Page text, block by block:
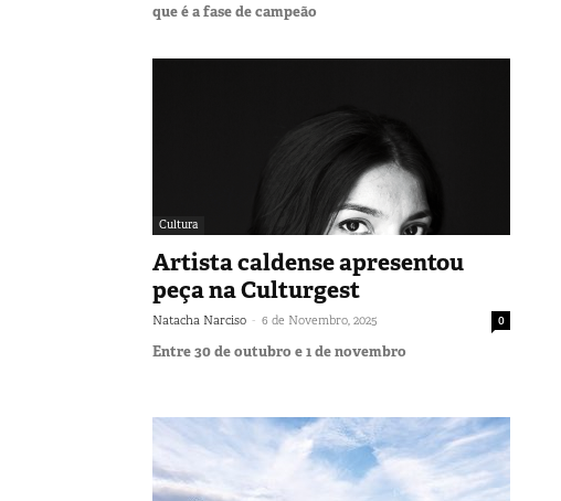
que é a fase de campeão
Cultura
Artista caldense apresentou
peça na Culturgest
Natacha Narciso - 6 de Novembro, 2025 0
Entre 30 de outubro e 1 de novembro